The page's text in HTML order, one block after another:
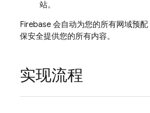
站。
Firebase 会自动为您的所有网域预配
保安全提供您的所有内容。
实现流程